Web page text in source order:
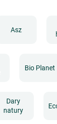
Asz
Bio Planet
Dary
natury